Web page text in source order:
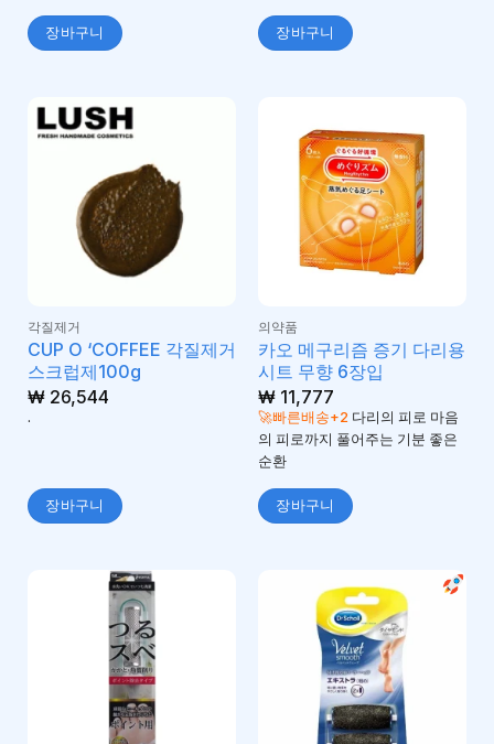
장바구니 장바구니
각질제거
CUP O ‘COFFEE 각질제거
스크럽제100g
₩26,544
.
장바구니
의약품
카오 메구리즘 증기 다리용
시트 무향 6장입
₩11,777
🚀빠른배송+2다리의 피로 마음
의 피로까지 풀어주는 기분 좋은
순환
장바구니